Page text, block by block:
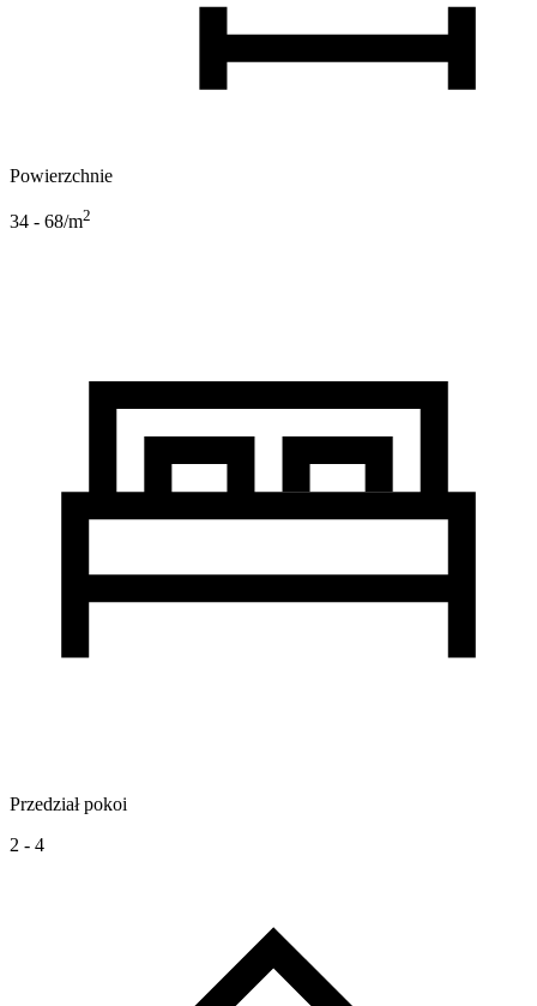
Powierzchnie
34 - 68/m2
Przedział pokoi
2 - 4